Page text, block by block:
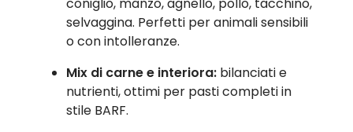
selvaggina. Perfetti per animali sensibili
o con intolleranze.
Mix di carne e interiora: bilanciati e
nutrienti, ottimi per pasti completi in
stile BARF.